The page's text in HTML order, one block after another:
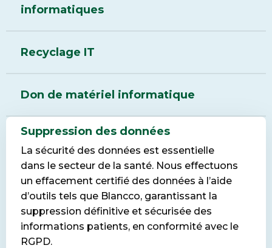
informatiques
Recyclage IT
Don de matériel informatique
Suppression des données
La sécurité des données est essentielle
dans le secteur de la santé. Nous effectuons
un effacement certifié des données à l’aide
d’outils tels que Blancco, garantissant la
suppression définitive et sécurisée des
informations patients, en conformité avec le
RGPD.